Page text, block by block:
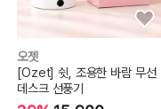
오젯
[Ozet] 쉿, 조용한 바람 무선
데스크 선풍기